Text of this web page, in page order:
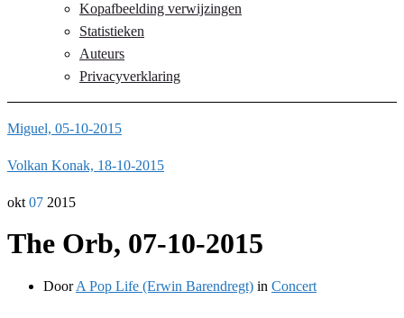
Kopafbeelding verwijzingen
Statistieken
Auteurs
Privacyverklaring
Miguel, 05-10-2015
Volkan Konak, 18-10-2015
okt 07 2015
The Orb, 07-10-2015
DoorA Pop Life (Erwin Barendregt) in Concert